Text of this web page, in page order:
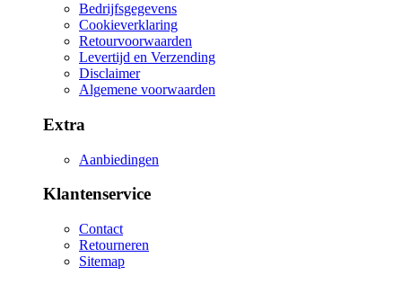
Bedrijfsgegevens
Cookieverklaring
Retourvoorwaarden
Levertijd en Verzending
Disclaimer
Algemene voorwaarden
Extra
Aanbiedingen
Klantenservice
Contact
Retourneren
Sitemap